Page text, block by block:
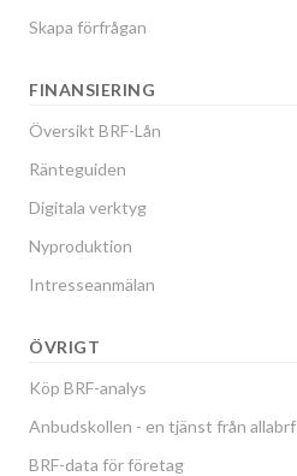
Skapa förfrågan
FINANSIERING
Översikt BRF-Lån
Ränteguiden
Digitala verktyg
Nyproduktion
Intresseanmälan
ÖVRIGT
Köp BRF-analys
Anbudskollen - en tjänst från allabrf
BRF-data för företag